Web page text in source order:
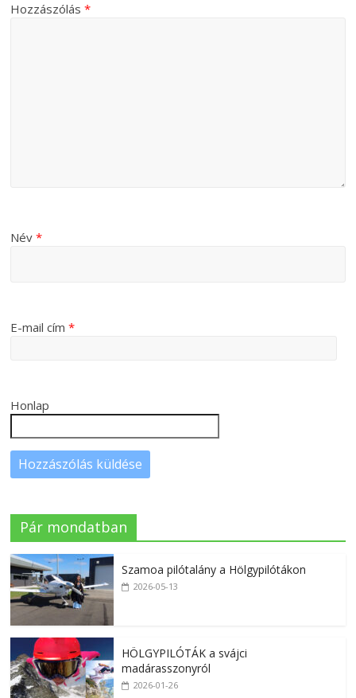
Hozzászólás*
Név*
E-mail cím*
Honlap
Pár mondatban
Szamoa pilótalány a Hölgypilótákon
2026-05-13
HÖLGYPILÓTÁK a svájci
madárasszonyról
2026-01-26